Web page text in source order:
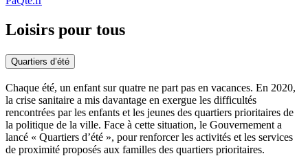
Loisirs pour tous
Quartiers d’été
Chaque été, un enfant sur quatre ne part pas en vacances. En 2020,
la crise sanitaire a mis davantage en exergue les difficultés
rencontrées par les enfants et les jeunes des quartiers prioritaires de
la politique de la ville. Face à cette situation, le Gouvernement a
lancé « Quartiers d’été », pour renforcer les activités et les services
de proximité proposés aux familles des quartiers prioritaires.